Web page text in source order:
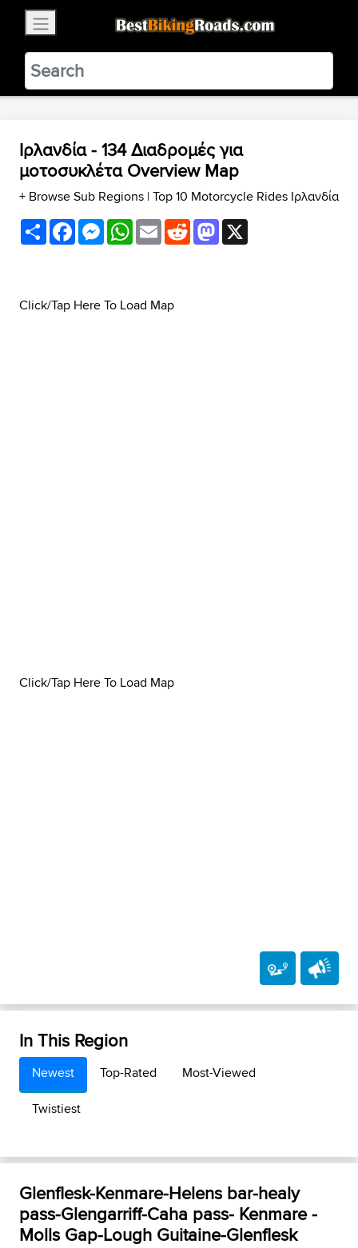
BestBikingRoads
Static Motion3.99 - In Google Play
VIEW
Ιρλανδία - 134 Διαδρομές για
μοτοσυκλέτα Overview Map
+ Browse Sub Regions |Top 10 Motorcycle Rides Ιρλανδία
ShareFacebookMessenger
WhatsApp
EmailRedditMastodon
Click/Tap Here To Load Map
Click/Tap Here To Load Map
In This Region
Newest Top-Rated
Most-Viewed
Twistiest
Glenflesk-Kenmare-Helens bar-healy
pass-Glengarriff-Caha pass- Kenmare -
Molls Gap-Lough Guitaine-Glenflesk